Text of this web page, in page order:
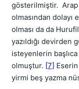
gösterilmiştir.
olmasından dolayı
olması da da
yazıldığı devirden
isteyenlerin
olmuştur. [7]
yirmi beş yazma